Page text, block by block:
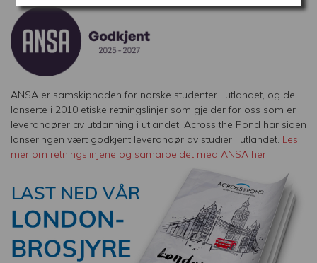
ANSA er samskipnaden for norske studenter i utlandet, og de
lanserte i 2010 etiske retningslinjer som gjelder for oss som er
leverandører av utdanning i utlandet. Across the Pond har siden
lanseringen vært godkjent leverandør av studier i utlandet. Les
mer om retningslinjene og samarbeidet med ANSA her.